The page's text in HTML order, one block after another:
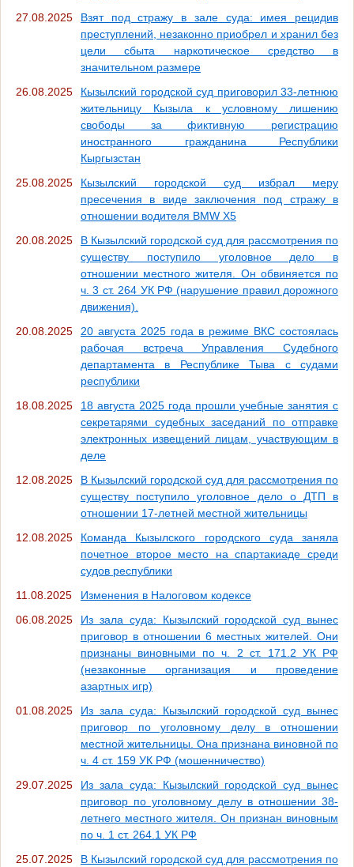
27.08.2025
Взят под стражу в зале суда: имея рецидив
преступлений, незаконно приобрел и хранил без
цели сбыта наркотическое средство в
значительном размере
26.08.2025
Кызылский городской суд приговорил 33-летнюю
жительницу Кызыла к условному лишению
свободы за фиктивную регистрацию
иностранного гражданина Республики
Кыргызстан
25.08.2025
Кызылский городской суд избрал меру
пресечения в виде заключения под стражу в
отношении водителя BMW X5
20.08.2025
В Кызылский городской суд для рассмотрения по
существу поступило уголовное дело в
отношении местного жителя. Он обвиняется по
ч. 3 ст. 264 УК РФ (нарушение правил дорожного
движения).
20.08.2025
20 августа 2025 года в режиме ВКС состоялась
рабочая встреча Управления Судебного
департамента в Республике Тыва с судами
республики
18.08.2025
18 августа 2025 года прошли учебные занятия с
секретарями судебных заседаний по отправке
электронных извещений лицам, участвующим в
деле
12.08.2025
В Кызылский городской суд для рассмотрения по
существу поступило уголовное дело о ДТП в
отношении 17-летней местной жительницы
12.08.2025
Команда Кызылского городского суда заняла
почетное второе место на спартакиаде среди
судов республики
11.08.2025
Изменения в Налоговом кодексе
06.08.2025
Из зала суда: Кызылский городской суд вынес
приговор в отношении 6 местных жителей. Они
признаны виновными по ч. 2 ст. 171.2 УК РФ
(незаконные организация и проведение
азартных игр)
01.08.2025
Из зала суда: Кызылский городской суд вынес
приговор по уголовному делу в отношении
местной жительницы. Она признана виновной по
ч. 4 ст. 159 УК РФ (мошенничество)
29.07.2025
Из зала суда: Кызылский городской суд вынес
приговор по уголовному делу в отношении 38-
летнего местного жителя. Он признан виновным
по ч. 1 ст. 264.1 УК РФ
25.07.2025
В Кызылский городской суд для рассмотрения по